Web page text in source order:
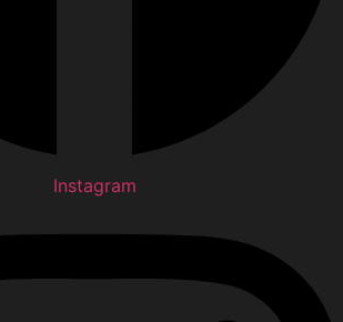
Instagram